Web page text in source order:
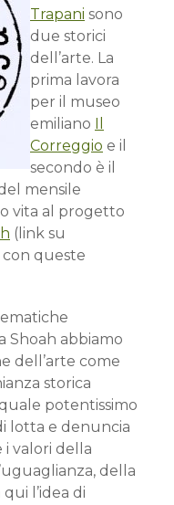
Trapani sono
due storici
dell’arte. La
prima lavora
per il museo
emiliano Il
Correggio e il
secondo è il
mensile
vita al progetto
(link su
queste
Shoah abbiamo
dell’arte come
storica
potentissimo
lotta e denuncia
i valori della
della
l’idea di